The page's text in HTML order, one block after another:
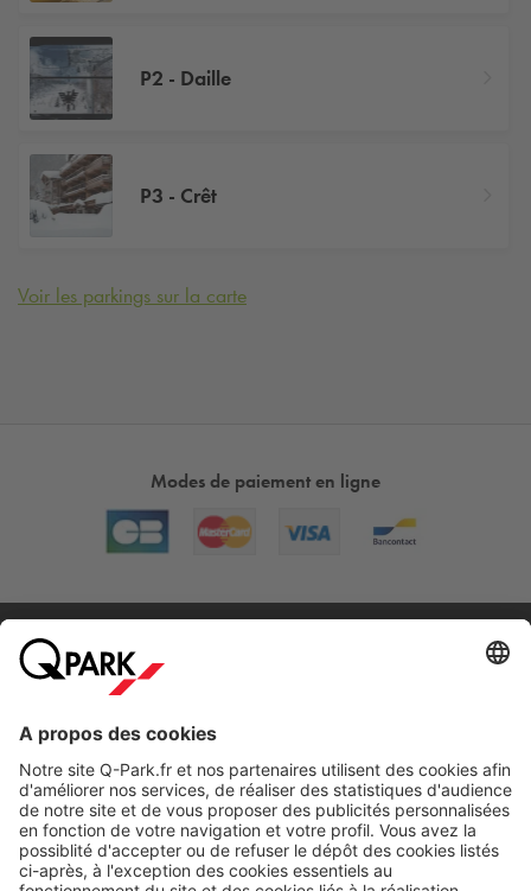
P2 - Daille
P3 - Crêt
Voir les parkings sur la carte
Modes de paiement en ligne
Nos produits
Nos services